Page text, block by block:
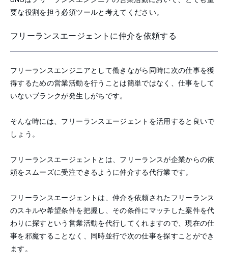
要な役割を担う必須ツールと考えてください。
フリーランスエージェントに仲介を依頼する
フリーランスエンジニアとして働きながら同時に次の仕事を獲
得するための営業活動を行うことは簡単ではなく、仕事をして
いないブランクが発生しがちです。
そんな時には、フリーランスエージェントを活用すると良いで
しょう。
フリーランスエージェントとは、フリーランスが企業からの依
頼をスムーズに受注できるように仲介する代行業です。
フリーランスエージェントは、仲介を依頼されたフリーランス
のスキルや希望条件を把握し、その条件にマッチした案件を代
わりに探すという営業活動を代行してくれますので、現在の仕
事を邪魔することなく、同時並行で次の仕事を探すことができ
ます。